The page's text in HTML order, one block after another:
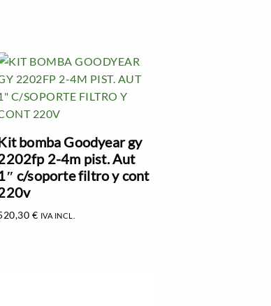
bomba Goodyear gy
2-4m pist. Aut
c/soporte filtro y cont
€ IVA INCL.